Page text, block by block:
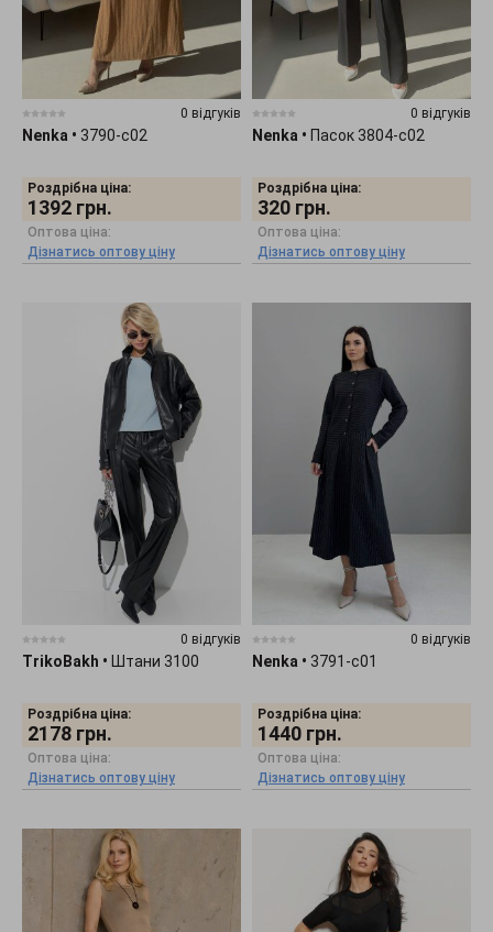
0 відгуків
Nenka • 3790-c02
Роздрібна ціна:
1392 грн.
Оптова ціна:
Дізнатись оптову ціну
0 відгуків
Nenka • Пасок 3804-c02
Роздрібна ціна:
320 грн.
Оптова ціна:
Дізнатись оптову ціну
0 відгуків
TrikoBakh • Штани 3100
Роздрібна ціна:
2178 грн.
Оптова ціна:
Дізнатись оптову ціну
0 відгуків
Nenka • 3791-c01
Роздрібна ціна:
1440 грн.
Оптова ціна:
Дізнатись оптову ціну